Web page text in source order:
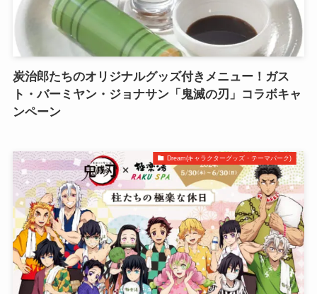
炭治郎たちのオリジナルグッズ付きメニュー！ガス
ト・バーミヤン・ジョナサン「鬼滅の刃」コラボキャ
ンペーン
Dream(キャラクターグッズ・テーマパーク)